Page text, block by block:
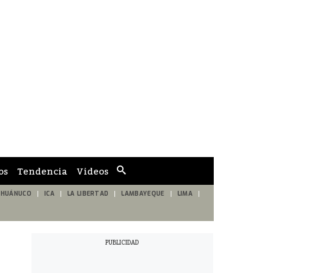
de
búsqueda
Tendencia Videos
HUÁNUCO ICA LA LIBERTAD LAMBAYEQUE LIMA